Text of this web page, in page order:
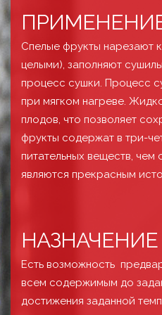
Спелые фрукты нарезают
целыми), заполняют
процесс сушки. Процесс
при мягком нагреве.
плодов, что позволяет
фрукты содержат в три-
питательных веществ, чем
являются прекрасным
НАЗНАЧЕНИЕ
Есть возможность
всем содержимым до
достижения заданной